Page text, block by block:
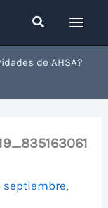
Buscar
de AHSA?
septiembre,